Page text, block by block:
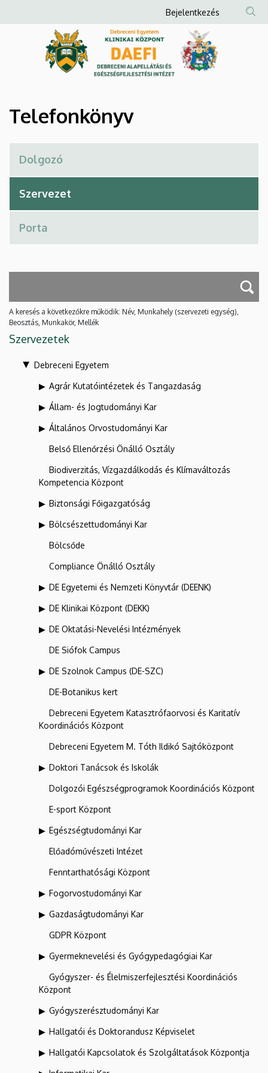
Debreceni
és
Egészségfejlesztési
Intézet
a
Anonim
Felhasználói
fiók
menüje
Bejelentkezés
Telefonkönyv
A keresés a következőkre működik: Név, Munkahely (szervezeti egység),
Beosztás, Munkakör, Mellék
Szervezetek
Debreceni Egyetem
Agrár Kutatóintézetek és Tangazdaság
Állam- és Jogtudományi Kar
Általános Orvostudományi Kar
Belső Ellenőrzési Önálló Osztály
Biodiverzitás, Vízgazdálkodás és Klímaváltozás
Kompetencia Központ
Biztonsági Főigazgatóság
Bölcsészettudományi Kar
Bölcsőde
Compliance Önálló Osztály
DE Egyetemi és Nemzeti Könyvtár (DEENK)
DE Klinikai Központ (DEKK)
DE Oktatási-Nevelési Intézmények
DE Siófok Campus
DE Szolnok Campus (DE-SZC)
DE-Botanikus kert
Debreceni Egyetem Katasztrófaorvosi és Karitatív
Koordinációs Központ
Debreceni Egyetem M. Tóth Ildikó Sajtóközpont
Doktori Tanácsok és Iskolák
Dolgozói Egészségprogramok Koordinációs Központ
E-sport Központ
Egészségtudományi Kar
Előadóművészeti Intézet
Fenntarthatósági Központ
Fogorvostudományi Kar
Gazdaságtudományi Kar
GDPR Központ
Gyermeknevelési és Gyógypedagógiai Kar
Gyógyszer- és Élelmiszerfejlesztési Koordinációs
Központ
Gyógyszerésztudományi Kar
Hallgatói és Doktorandusz Képviselet
Hallgatói Kapcsolatok és Szolgáltatások Központja